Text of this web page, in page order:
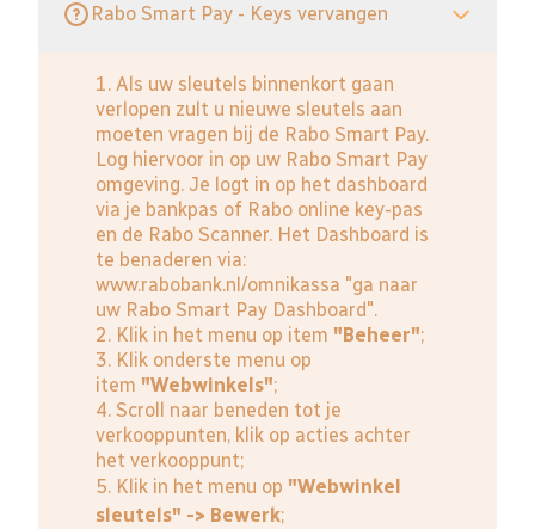
Rabo Smart Pay - Keys vervangen
1. Als uw sleutels binnenkort gaan
verlopen zult u nieuwe sleutels aan
moeten vragen bij de Rabo Smart Pay.
Log hiervoor in op uw Rabo Smart Pay
omgeving. Je logt in op het dashboard
via je bankpas of Rabo online key-pas
en de Rabo Scanner. Het Dashboard is
te benaderen via:
www.rabobank.nl/omnikassa "ga naar
uw Rabo Smart Pay Dashboard".
2. Klik in het menu op item "Beheer";
3. Klik onderste menu op
item "Webwinkels";
4. Scroll naar beneden tot je
verkooppunten, klik op acties achter
het verkooppunt;
5. Klik in het menu op "Webwinkel
sleutels" -> Bewerk;